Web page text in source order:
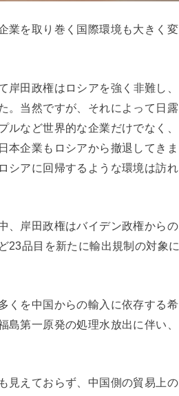
業を取り巻く国際環境も大きく変
岸田政権はロシアを強く非難し、
。当然ですが、それによって日露
など世界的な企業だけでなく、
本企業もロシアから撤退してきま
シアに回帰するような環境は訪れ
、岸田政権はバイデン政権からの
23品目を新たに輸出規制の対象に
くを中国からの輸入に依存する希
第一原発の処理水放出に伴い、
見えておらず、中国側の貿易上の